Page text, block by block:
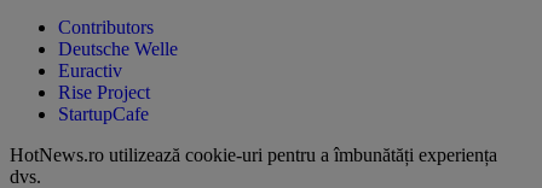
Contributors
Deutsche Welle
Euractiv
Rise Project
StartupCafe
HotNews.ro utilizează cookie-uri pentru a îmbunătăți experiența
dvs.